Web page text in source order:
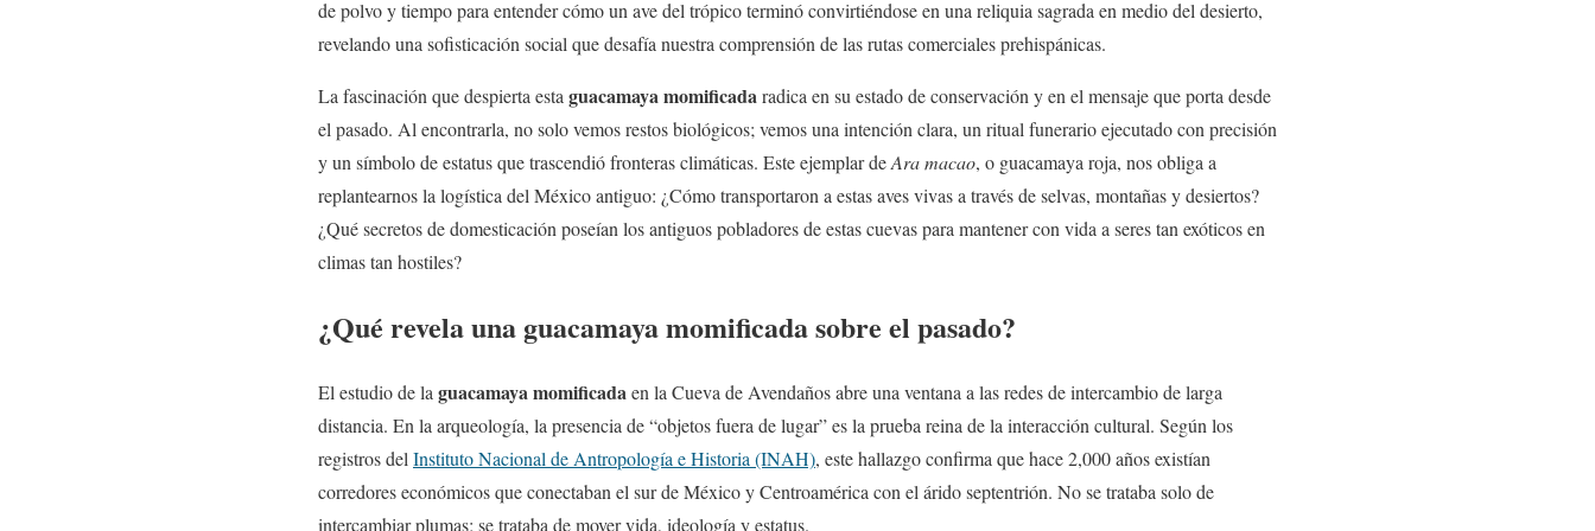
de polvo y tiempo para entender cómo un ave del trópico terminó convirtiéndose en una reliquia sagrada en medio del desierto,
revelando una sofisticación social que desafía nuestra comprensión de las rutas comerciales prehispánicas.
La fascinación que despierta esta guacamaya momificadaradica en su estado de conservación y en el mensaje que porta desde
el pasado. Al encontrarla, no solo vemos restos biológicos; vemos una intención clara, un ritual funerario ejecutado con precisión
y un símbolo de estatus que trascendió fronteras climáticas. Este ejemplar deAra macao, o guacamaya roja, nos obliga a
replantearnos la logística del México antiguo: ¿Cómo transportaron a estas aves vivas a través de selvas, montañas y desiertos?
¿Qué secretos de domesticación poseían los antiguos pobladores de estas cuevas para mantener con vida a seres tan exóticos en
climas tan hostiles?
¿Qué revela una guacamaya momificada sobre el pasado?
El estudio de la guacamaya momificadaen la Cueva de Avendaños abre una ventana a las redes de intercambio de larga
distancia. En la arqueología, la presencia de “objetos fuera de lugar” es la prueba reina de la interacción cultural. Según los
registros del Instituto Nacional de Antropología e Historia (INAH), este hallazgo confirma que hace 2,000 años existían
corredores económicos que conectaban el sur de México y Centroamérica con el árido septentrión. No se trataba solo de
intercambiar plumas; se trataba de mover vida, ideología y estatus.